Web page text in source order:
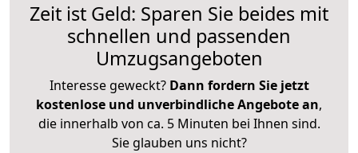
Zeit ist Geld: Sparen Sie beides mit
schnellen und passenden
Umzugsangeboten
Interesse geweckt? Dann fordern Sie jetzt
kostenlose und unverbindliche Angebote an,
die innerhalb von ca. 5 Minuten bei Ihnen sind.
Sie glauben uns nicht?